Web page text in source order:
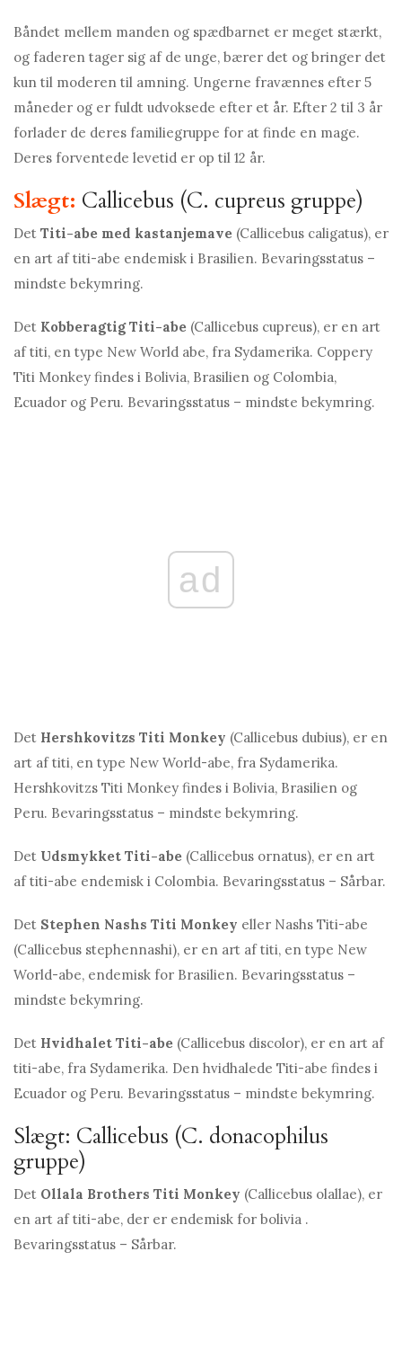
Båndet mellem manden og spædbarnet er meget stærkt,
og faderen tager sig af de unge, bærer det og bringer det
kun til moderen til amning. Ungerne fravænnes efter 5
måneder og er fuldt udvoksede efter et år. Efter 2 til 3 år
forlader de deres familiegruppe for at finde en mage.
Deres forventede levetid er op til 12 år.
Slægt: Callicebus (C. cupreus gruppe)
Det Titi-abe med kastanjemave (Callicebus caligatus), er
en art af titi-abe endemisk i Brasilien. Bevaringsstatus –
mindste bekymring.
Det Kobberagtig Titi-abe (Callicebus cupreus), er en art
af titi, en type New World abe, fra Sydamerika. Coppery
Titi Monkey findes i Bolivia, Brasilien og Colombia,
Ecuador og Peru. Bevaringsstatus – mindste bekymring.
ad
Det Hershkovitzs Titi Monkey (Callicebus dubius), er en
art af titi, en type New World-abe, fra Sydamerika.
Hershkovitzs Titi Monkey findes i Bolivia, Brasilien og
Peru. Bevaringsstatus – mindste bekymring.
Det Udsmykket Titi-abe (Callicebus ornatus), er en art
af titi-abe endemisk i Colombia. Bevaringsstatus – Sårbar.
Det Stephen Nashs Titi Monkey eller Nashs Titi-abe
(Callicebus stephennashi), er en art af titi, en type New
World-abe, endemisk for Brasilien. Bevaringsstatus –
mindste bekymring.
Det Hvidhalet Titi-abe (Callicebus discolor), er en art af
titi-abe, fra Sydamerika. Den hvidhalede Titi-abe findes i
Ecuador og Peru. Bevaringsstatus – mindste bekymring.
Slægt: Callicebus (C. donacophilus
gruppe)
Det Ollala Brothers Titi Monkey (Callicebus olallae), er
en art af titi-abe, der er endemisk for bolivia .
Bevaringsstatus – Sårbar.